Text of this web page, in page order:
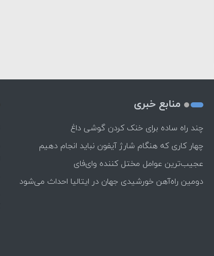
منابع خبری
چند راه‌ ساده برای خنک کردن گوشی داغ
چهار کاری که هنگام شارژ آیفون نباید انجام دهیم
عجیب‌ترین عوامل مختل کننده وای‌فای
دومین راه‌آهن خورشیدی جهان در ایتالیا احداث می‌شود